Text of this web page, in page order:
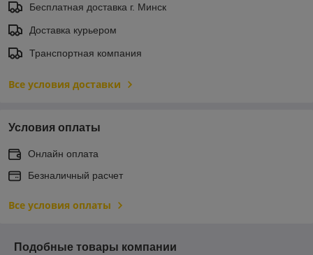
Бесплатная доставка г. Минск
Доставка курьером
Транспортная компания
Все условия доставки
Условия оплаты
Онлайн оплата
Безналичный расчет
Все условия оплаты
Подобные товары компании